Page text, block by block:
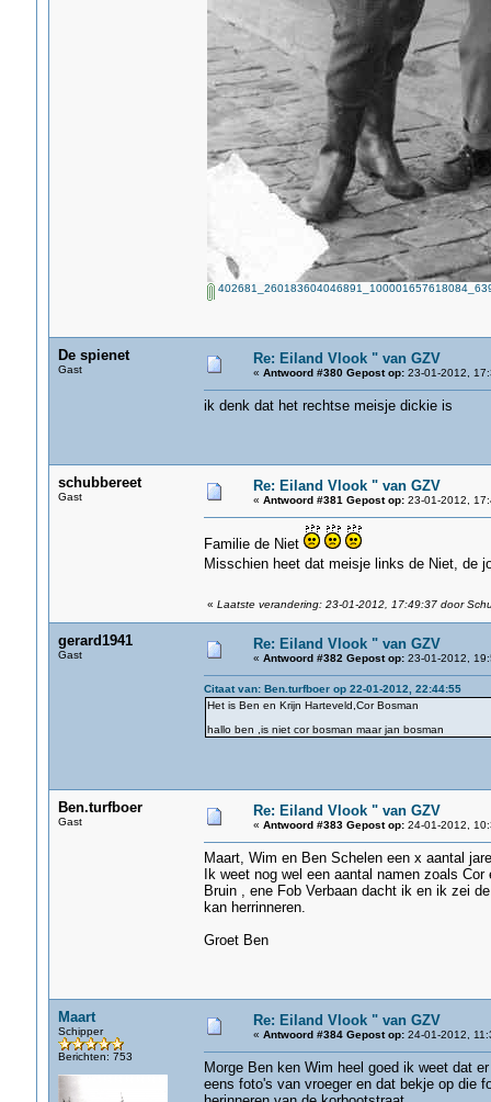
De spienet
Gast
Re: Eiland Vlook " van GZV
« Antwoord #380 Gepost op:23-01-2012,
ik denk dat het rechtse meisje dickie is
schubbereet
Gast
Re: Eiland Vlook " van GZV
« Antwoord #381 Gepost op:23-01-2012,
Familie de Niet
Misschien heet dat meisje links de Niet, de
« Laatste verandering: 23-01-2012, 17:49:37 door
gerard1941
Gast
Re: Eiland Vlook " van GZV
« Antwoord #382 Gepost op:23-01-2012,
Citaat van: Ben.turfboer op 22-01-2012, 22:44:55
Het is Ben en Krijn Harteveld,Cor Bosman
hallo ben ,is niet cor bosman maar jan bosman
Ben.turfboer
Gast
Re: Eiland Vlook " van GZV
« Antwoord #383 Gepost op:24-01-2012,
Maart, Wim en Ben Schelen een x aantal
Ik weet nog wel een aantal namen zoals
Bruin , ene Fob Verbaan dacht ik en ik zei
kan herrinneren.
Groet Ben
Maart
Schipper
Berichten: 753
Re: Eiland Vlook " van GZV
« Antwoord #384 Gepost op:24-01-2012,
Morge Ben ken Wim heel goed ik weet dat
eens foto's van vroeger en dat bekje op die